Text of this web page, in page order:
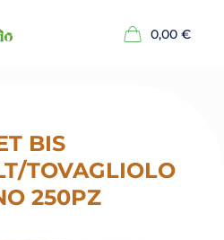
0,00 €
BIS
TOVAGLIOLO
250PZ